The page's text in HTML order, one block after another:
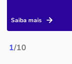
1/10
Saiba mais